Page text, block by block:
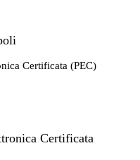
Certificata (PEC)
Certificata